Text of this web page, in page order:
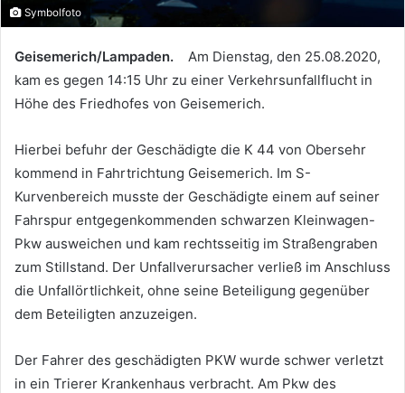
Symbolfoto
Geisemerich/Lampaden. Am Dienstag, den 25.08.2020,
kam es gegen 14:15 Uhr zu einer Verkehrsunfallflucht in
Höhe des Friedhofes von Geisemerich.
Hierbei befuhr der Geschädigte die K 44 von Obersehr
kommend in Fahrtrichtung Geisemerich. Im S-
Kurvenbereich musste der Geschädigte einem auf seiner
Fahrspur entgegenkommenden schwarzen Kleinwagen-
Pkw ausweichen und kam rechtsseitig im Straßengraben
zum Stillstand. Der Unfallverursacher verließ im Anschluss
die Unfallörtlichkeit, ohne seine Beteiligung gegenüber
dem Beteiligten anzuzeigen.
Der Fahrer des geschädigten PKW wurde schwer verletzt
in ein Trierer Krankenhaus verbracht. Am Pkw des